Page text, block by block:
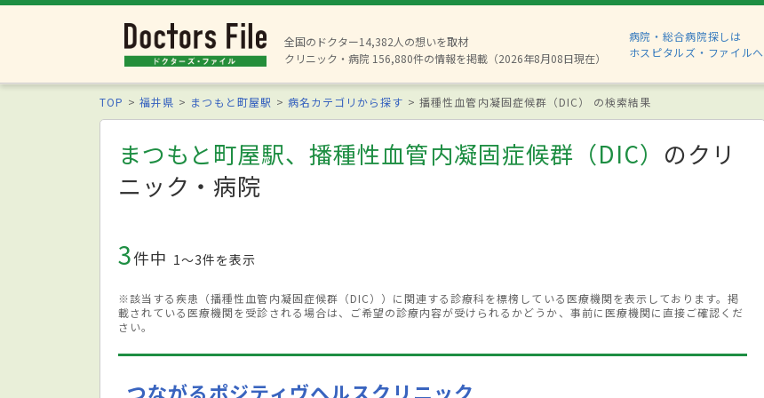
全国のドクター14,382人の想いを取材
クリニック・病院 156,880件の情報を掲載（2026年8月08日現在）
病院・総合病院探しは
ホスピタルズ・ファイルへ
TOP 福井県 まつもと町屋駅 病名カテゴリから探す 播種性血管内凝固症候群（DIC） の検索結果
まつもと町屋駅、播種性血管内凝固症候群（DIC） のクリ
ニック・病院
3件中 1〜3件を表示
※該当する疾患（播種性血管内凝固症候群（DIC））に関連する診療科を標榜している医療機関を表示しております。掲
載されている医療機関を受診される場合は、ご希望の診療内容が受けられるかどうか、事前に医療機関に直接ご確認くだ
さい。
つながるポジティヴヘルスクリニック